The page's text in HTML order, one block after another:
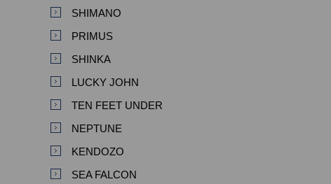
SHIMANO
PRIMUS
SHINKA
LUCKY JOHN
TEN FEET UNDER
NEPTUNE
KENDOZO
SEA FALCON